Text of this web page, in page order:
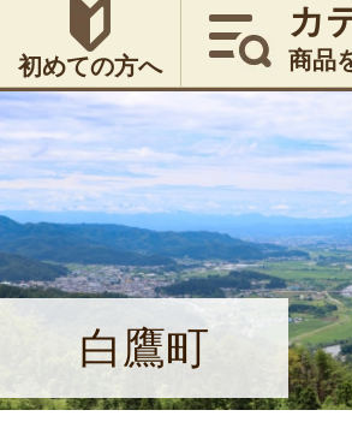
初めての方へ
カ
商品
白鷹町